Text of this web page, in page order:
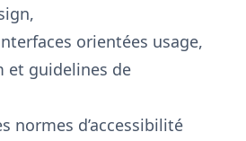
orientées usage,
et guidelines de
normes d’accessibilité